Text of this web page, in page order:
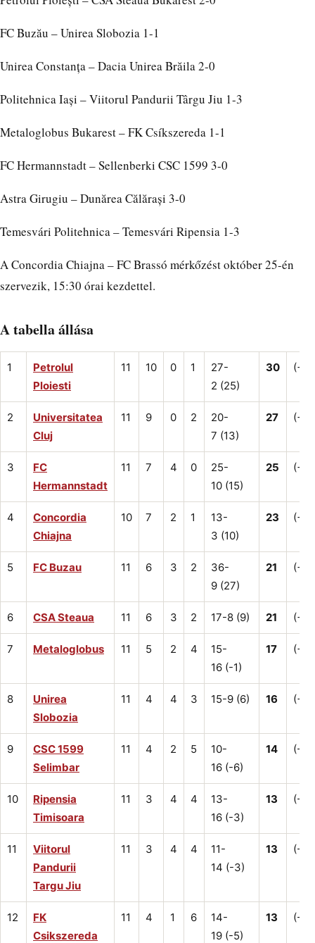
FC Buzău – Unirea Slobozia 1-1
Unirea Constanța – Dacia Unirea Brăila 2-0
Politehnica Iași – Viitorul Pandurii Târgu Jiu 1-3
Metaloglobus Bukarest – FK Csíkszereda 1-1
FC Hermannstadt – Sellenberki CSC 1599 3-0
Astra Girugiu – Dunărea Călărași 3-0
Temesvári Politehnica – Temesvári Ripensia 1-3
A Concordia Chiajna – FC Brassó mérkőzést október 25-én
szervezik, 15:30 órai kezdettel.
A tabella állása
1
Petrolul
Ploiesti
11 10 0 1
27-
2 (25)
30
2
Universitatea
Cluj
11 9 0 2
20-
7 (13)
27 (+9)
3
FC
Hermannstadt
11 7 4 0
25-
10 (15)
25 (+7)
4
Concordia
Chiajna
10 7 2 1
13-
3 (10)
23 (+8)
5 FC Buzau 11 6 3 2
36-
9 (27)
21 (+6)
6 CSA Steaua 11 6 3 2 17-8 (9) 21 (+3)
7 Metaloglobus 11 5 2 4
15-
16 (-1)
17 (+2)
8
Unirea
Slobozia
11 4 4 3 15-9 (6) 16 (+1)
9
CSC 1599
Selimbar
11 4 2 5
10-
16 (-6)
14 (-4)
10
Ripensia
Timisoara
11 3 4 4
13-
16 (-3)
13 (-5)
11
Viitorul
Pandurii
Targu Jiu
11 3 4 4
11-
14 (-3)
13 (-2)
12
FK
Csikszereda
11 4 1 6
14-
19 (-5)
13 (-2)